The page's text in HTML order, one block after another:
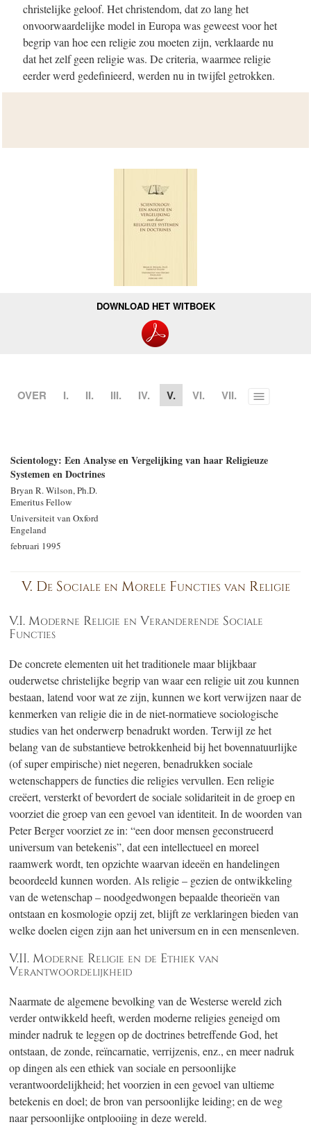
christelijke geloof. Het christendom, dat zo lang het
onvoorwaardelijke model in Europa was geweest voor het
begrip van hoe een religie zou moeten zijn, verklaarde nu
dat het zelf geen religie was. De criteria, waarmee religie
eerder werd gedefinieerd, werden nu in twijfel getrokken.
DOWNLOAD HET WITBOEK
OVER I. II. III. IV. V. VI. VII. Toggle
Scientology: Een Analyse en Vergelijking van haar Religieuze
Systemen en Doctrines
Bryan R. Wilson, Ph.D.
Emeritus Fellow
Universiteit van Oxford
Engeland
februari 1995
V. De Sociale en Morele Functies van Religie
V.I. Moderne Religie en Veranderende Sociale
Functies
De concrete elementen uit het traditionele maar blijkbaar
ouderwetse christelijke begrip van waar een religie uit zou kunnen
bestaan, latend voor wat ze zijn, kunnen we kort verwijzen naar de
kenmerken van religie die in de niet-normatieve sociologische
studies van het onderwerp benadrukt worden. Terwijl ze het
belang van de substantieve betrokkenheid bij het bovennatuurlijke
(of super empirische) niet negeren, benadrukken sociale
wetenschappers de functies die religies vervullen. Een religie
creëert, versterkt of bevordert de sociale solidariteit in de groep en
voorziet die groep van een gevoel van identiteit. In de woorden van
Peter Berger voorziet ze in: “een door mensen geconstrueerd
universum van betekenis”, dat een intellectueel en moreel
raamwerk wordt, ten opzichte waarvan ideeën en handelingen
beoordeeld kunnen worden. Als religie – gezien de ontwikkeling
van de wetenschap – noodgedwongen bepaalde theorieën van
ontstaan en kosmologie opzij zet, blijft ze verklaringen bieden van
welke doelen eigen zijn aan het universum en in een mensenleven.
V.II. Moderne Religie en de Ethiek van
Verantwoordelijkheid
Naarmate de algemene bevolking van de Westerse wereld zich
verder ontwikkeld heeft, werden moderne religies geneigd om
minder nadruk te leggen op de doctrines betreffende God, het
ontstaan, de zonde, reïncarnatie, verrijzenis, enz., en meer nadruk
op dingen als een ethiek van sociale en persoonlijke
verantwoordelijkheid; het voorzien in een gevoel van ultieme
betekenis en doel; de bron van persoonlijke leiding; en de weg
naar persoonlijke ontplooiing in deze wereld.